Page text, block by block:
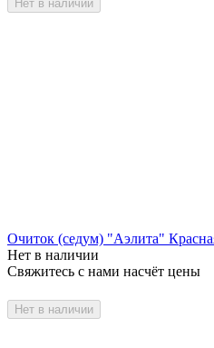
Нет в наличии
Очиток (седум) "Аэлита"
Нет в наличии
Свяжитесь с нами насчёт цены
Нет в наличии